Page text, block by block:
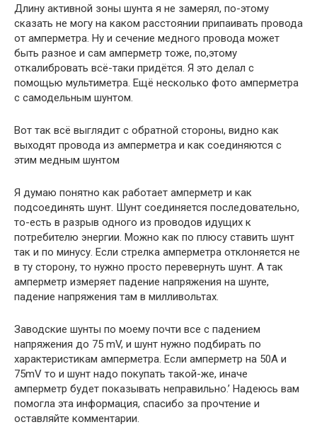
Длину активной зоны шунта я не замерял, по-этому
сказать не могу на каком расстоянии припаивать провода
от амперметра. Ну и сечение медного провода может
быть разное и сам амперметр тоже, по,этому
откалибровать всё-таки придётся. Я это делал с
помощью мультиметра. Ещё несколько фото амперметра
с самодельным шунтом.
Вот так всё выглядит с обратной стороны, видно как
выходят провода из амперметра и как соединяются с
этим медным шунтом
Я думаю понятно как работает амперметр и как
подсоединять шунт. Шунт соединяется последовательно,
то-есть в разрыв одного из проводов идущих к
потребителю энергии. Можно как по плюсу ставить шунт
так и по минусу. Если стрелка амперметра отклоняется не
в ту сторону, то нужно просто перевернуть шунт. А так
амперметр измеряет падение напряжения на шунте,
падение напряжения там в милливольтах.
Заводские шунты по моему почти все с падением
напряжения до 75 mV, и шунт нужно подбирать по
характеристикам амперметра. Если амперметр на 50А и
75mV то и шунт надо покупать такой-же, иначе
амперметр будет показывать неправильно.’ Надеюсь вам
помогла эта информация, спасибо за прочтение и
оставляйте комментарии.